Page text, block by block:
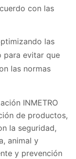
con las
las
para evitar que
las normas
INMETRO
de productos,
la seguridad,
animal y
y prevención